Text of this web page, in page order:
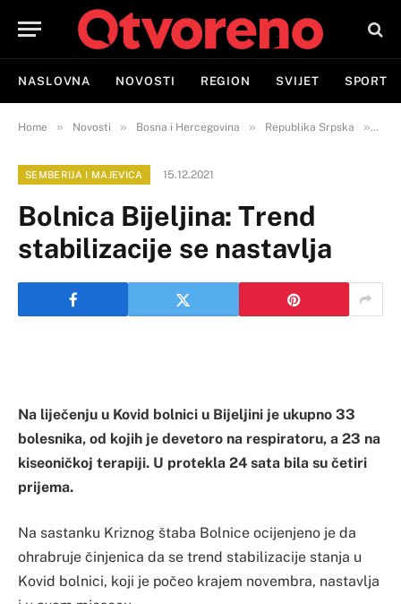
NASLOVNA NOVOSTI REGION SVIJET SPORT
Home » Novosti » Bosna i Hercegovina » Republika Srpska »
SEMBERIJA I MAJEVICA 15.12.2021
Bolnica Bijeljina: Trend
stabilizacije se nastavlja
Na liječenju u Kovid bolnici u Bijeljini je ukupno 33
bolesnika, od kojih je devetoro na respiratoru, a 23 na
kiseoničkoj terapiji. U protekla 24 sata bila su četiri
prijema.
Na sastanku Kriznog štaba Bolnice ocijenjeno je da
ohrabruje činjenica da se trend stabilizacije stanja u
Kovid bolnici, koji je počeo krajem novembra, nastavlja